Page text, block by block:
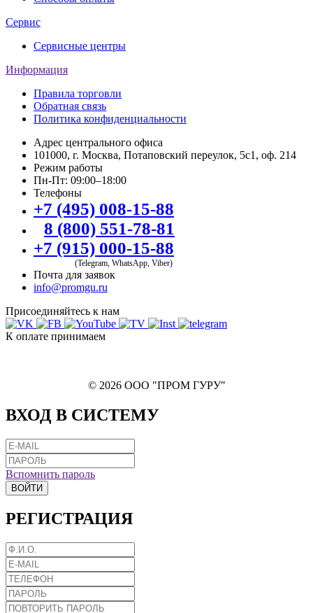
Сервис
Сервисные центры
Информация
Правила торговли
Обратная связь
Политика конфиденциальности
Адрес центрального офиса
101000, г. Москва, Потаповский переулок, 5с1, оф. 214
Режим работы
Пн-Пт: 09:00–18:00
Телефоны
+7 (495) 008-15-88
8 (800) 551-78-81
+7 (915) 000-15-88
(Telegram, WhatsApp, Viber)
Почта для заявок
info@promgu.ru
Присоединяйтесь к нам
К оплате принимаем
© 2026 ООО "ПРОМ ГУРУ"
ВХОД В СИСТЕМУ
Вспомнить пароль
ВОЙТИ
РЕГИСТРАЦИЯ